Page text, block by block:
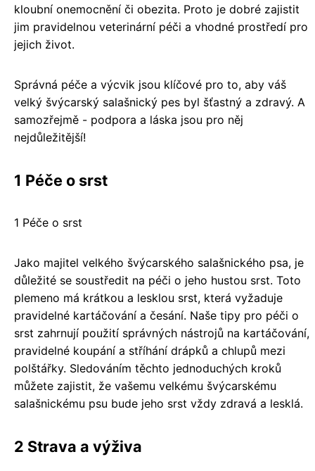
kloubní onemocnění či obezita. Proto je dobré zajistit
jim pravidelnou veterinární péči a vhodné prostředí pro
jejich život.
Správná péče a výcvik jsou klíčové pro to, aby váš
velký švýcarský salašnický pes byl šťastný a zdravý. A
samozřejmě - podpora a láska jsou pro něj
nejdůležitější!
1 Péče o srst
1 Péče o srst
Jako majitel velkého švýcarského salašnického psa, je
důležité se soustředit na péči o jeho hustou srst. Toto
plemeno má krátkou a lesklou srst, která vyžaduje
pravidelné kartáčování a česání. Naše tipy pro péči o
srst zahrnují použití správných nástrojů na kartáčování,
pravidelné koupání a stříhání drápků a chlupů mezi
polštářky. Sledováním těchto jednoduchých kroků
můžete zajistit, že vašemu velkému švýcarskému
salašnickému psu bude jeho srst vždy zdravá a lesklá.
2 Strava a výživa